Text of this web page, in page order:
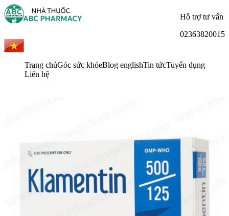
Hỗ trợ tư vấn
02363820015
Trang chủGóc sức khỏeBlog englishTin tứcTuyển dụng
Liên hệ